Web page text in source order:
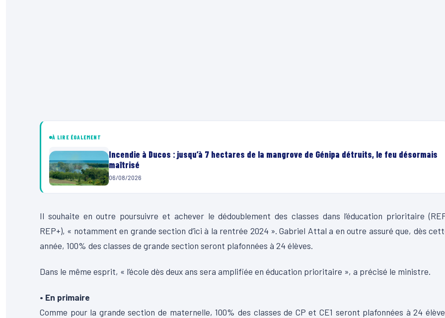
À LIRE ÉGALEMENT
Incendie à Ducos : jusqu’à 7 hectares de la mangrove de Génipa détruits, le feu désormais
maîtrisé
06/08/2026
Il souhaite en outre poursuivre et achever le dédoublement des classes dans l’éducation prioritaire
REP+), « notamment en grande section d’ici à la rentrée 2024 ». Gabriel Attal a en outre assuré que, dès
année, 100% des classes de grande section seront plafonnées à 24 élèves.
Dans le même esprit, « l’école dès deux ans sera amplifiée en éducation prioritaire », a précisé le ministre.
• En primaire
Comme pour la grande section de maternelle, 100% des classes de CP et CE1 seront plafonnées à 24